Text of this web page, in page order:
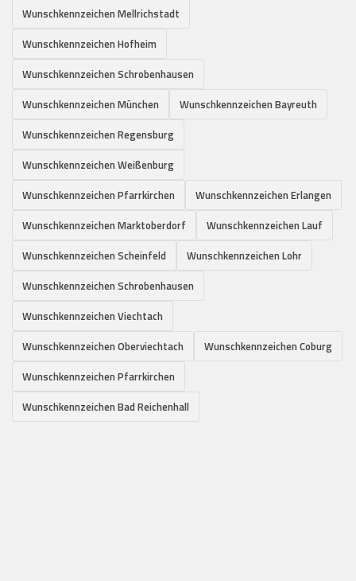
Wunschkennzeichen Mellrichstadt
Wunschkennzeichen Hofheim
Wunschkennzeichen Schrobenhausen
Wunschkennzeichen München
Wunschkennzeichen Bayreuth
Wunschkennzeichen Regensburg
Wunschkennzeichen Weißenburg
Wunschkennzeichen Pfarrkirchen
Wunschkennzeichen Erlangen
Wunschkennzeichen Marktoberdorf
Wunschkennzeichen Lauf
Wunschkennzeichen Scheinfeld
Wunschkennzeichen Lohr
Wunschkennzeichen Schrobenhausen
Wunschkennzeichen Viechtach
Wunschkennzeichen Oberviechtach
Wunschkennzeichen Coburg
Wunschkennzeichen Pfarrkirchen
Wunschkennzeichen Bad Reichenhall